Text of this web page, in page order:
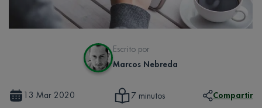
Escrito por
Marcos Nebreda
13 Mar 2020 7 minutos Compartir